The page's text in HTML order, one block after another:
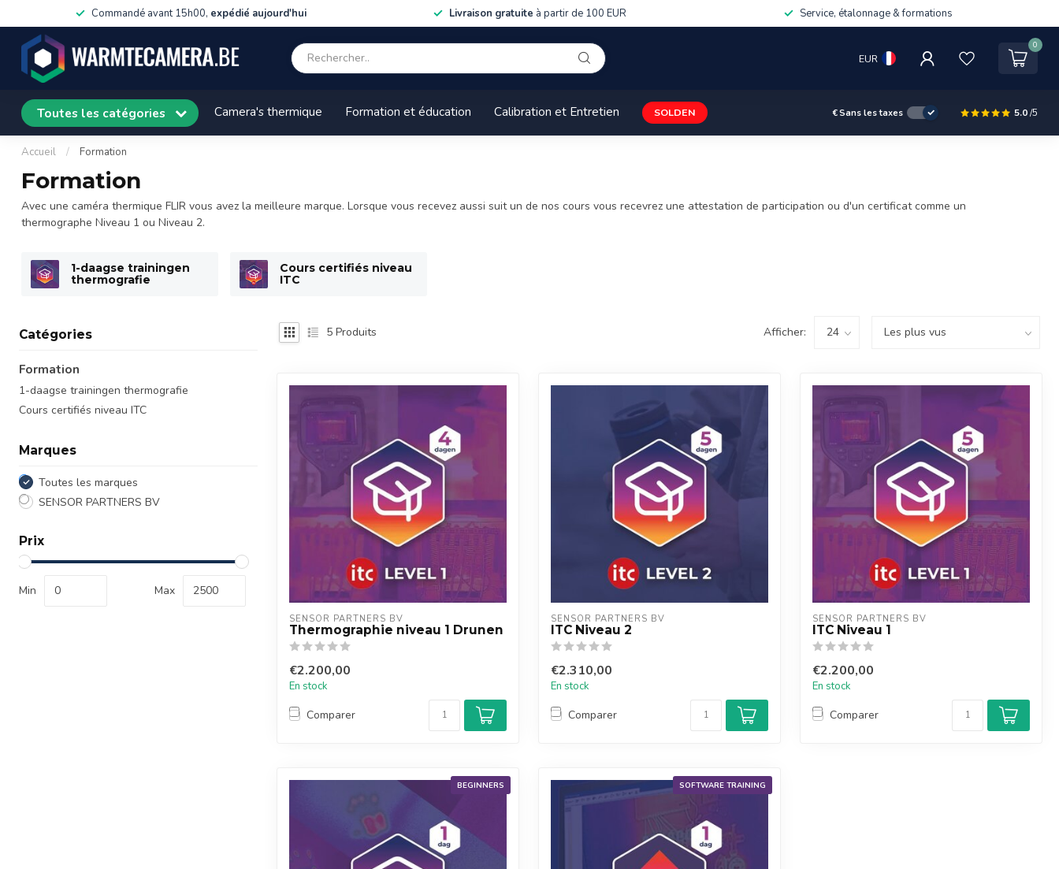
Commandé avant 15h00, expédié aujourd'hui Livraison gratuite à partir de 100 EUR Service, étalonnage & formations
EUR
0
Toutes les catégories Camera's thermique Formation et éducation Calibration et Entretien SOLDEN €Sans les taxes 5.0/5
Accueil / Formation
Formation
Avec une caméra thermique FLIR vous avez la meilleure marque. Lorsque vous recevez aussi suit un de nos cours vous recevrez une attestation de participation ou d'un certificat comme un
thermographe Niveau 1 ou Niveau 2.
1-daagse trainingen
thermografie
Cours certifiés niveau
ITC
Catégories
Formation
1-daagse trainingen thermografie
Cours certifiés niveau ITC
Marques
Toutes les marques
SENSOR PARTNERS BV
Prix
Min Max
5 Produits Afficher:
SENSOR PARTNERS BV
Thermographie niveau 1 Drunen
€2.200,00
En stock
Comparer
SENSOR PARTNERS BV
ITC Niveau 2
€2.310,00
En stock
Comparer
SENSOR PARTNERS BV
ITC Niveau 1
€2.200,00
En stock
Comparer
BEGINNERS SOFTWARE TRAINING